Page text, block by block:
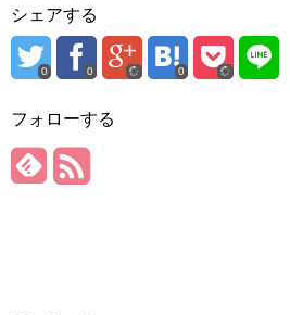
シェアする
0 0 0
フォローする